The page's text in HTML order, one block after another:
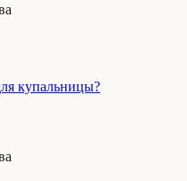
купальницы?